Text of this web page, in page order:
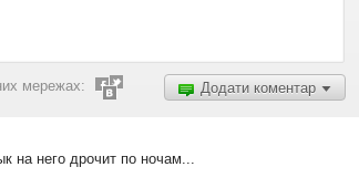
Додати коментар
мережах:
на него дрочит по ночам...